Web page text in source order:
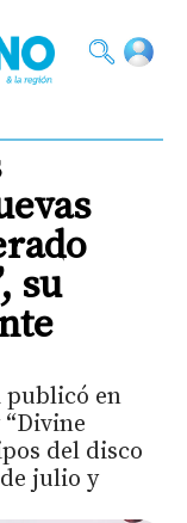
su
publicó en
del disco
julio y